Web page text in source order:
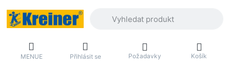
MENUE Přihlásit se Požadavky Košík